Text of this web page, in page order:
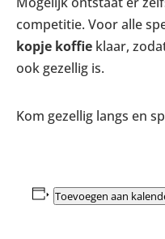
competitie. Voor alle
kopje koffie klaar,
ook gezellig is.
Kom gezellig langs en
Toevoegen aan